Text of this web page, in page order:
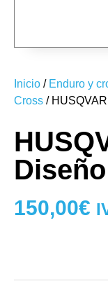
Inicio / Enduro y
Cross /
150,00€